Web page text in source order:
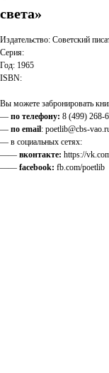
света»
Издательство: Советский
Серия:
Год: 1965
ISBN:
Вы можете забронировать
— по телефону: 8 (499) 268-
— по email: poetlib@cbs-
— в социальных сетях:
—— вконтакте: https://
—— facebook: fb.com/poetlib